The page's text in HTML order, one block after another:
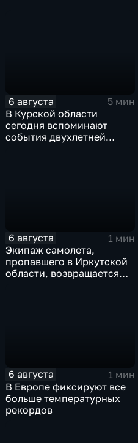
6 августа
5 мин
В Курской области
сегодня вспоминают
события двухлетней
6 августа
1 мин
Экипаж самолета,
пропавшего в Иркутской
области, возвращается
6 августа
1 мин
В Европе фиксируют все
больше температурных
рекордов